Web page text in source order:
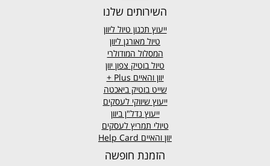
השירותים שלנו
ייעוץ תכנון טיול ליוון
טיול מאורגן ליוון
המסלול המודולרי
טיול בוטיק צפון יוון
יוון והאיים Plus +
שייט בוטיק ביאכטה
ייעוץ שיווקי לעסקים
ייעוץ נדל"ן ביוון
טיולי תמריץ לעסקים
יוון והאיים Help Card
הזמנת חופשה